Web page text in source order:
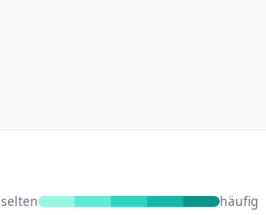
selten häufig